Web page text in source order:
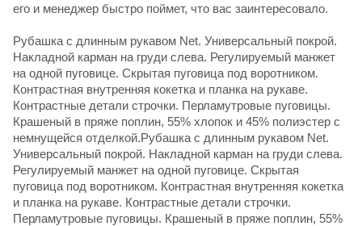
его и менеджер быстро поймет, что вас заинтересовало.
Рубашка с длинным рукавом Net. Универсальный покрой.
Накладной карман на груди слева. Регулируемый манжет
на одной пуговице. Скрытая пуговица под воротником.
Контрастная внутренняя кокетка и планка на рукаве.
Контрастные детали строчки. Перламутровые пуговицы.
Крашеный в пряже поплин, 55% хлопок и 45% полиэстер с
немнущейся отделкой.Рубашка с длинным рукавом Net.
Универсальный покрой. Накладной карман на груди слева.
Регулируемый манжет на одной пуговице. Скрытая
пуговица под воротником. Контрастная внутренняя кокетка
и планка на рукаве. Контрастные детали строчки.
Перламутровые пуговицы. Крашеный в пряже поплин, 55%